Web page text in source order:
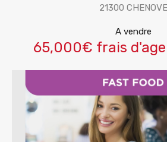
21300 CHENOVE
A vendre
65,000€ frais